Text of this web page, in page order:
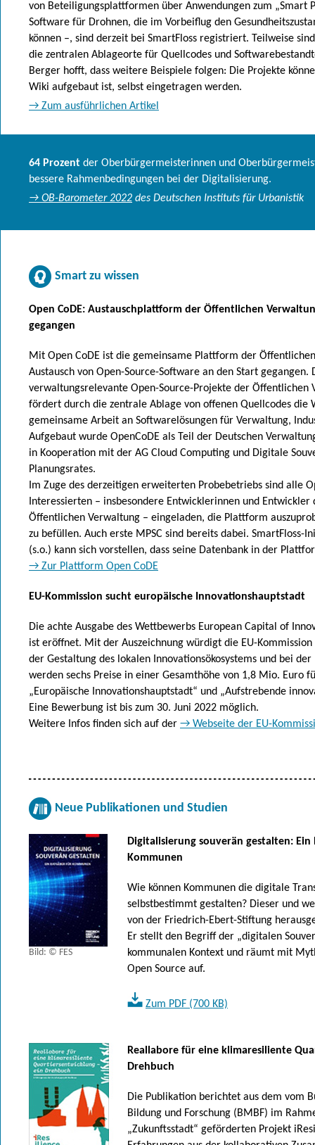
von Beteiligungsplattformen über Anwendungen zum „Smart
Software für Drohnen, die im Vorbeiflug den
können –, sind derzeit bei SmartFloss registriert. Teilweise
die zentralen Ablageorte für Quellcodes und
Berger hofft, dass weitere Beispiele folgen: Die Projekte
Wiki aufgebaut ist, selbst eingetragen werden.
→ Zum ausführlichen Artikel
64 Prozent der Oberbürgermeisterinnen und
bessere Rahmenbedingungen bei der Digitalisierung.
→ OB-Barometer 2022 des Deutschen Instituts für Urbanistik
Smart zu wissen
Open CoDE: Austauschplattform der Öffentlichen
gegangen
Mit Open CoDE ist die gemeinsame Plattform der
Austausch von Open-Source-Software an den Start
verwaltungsrelevante Open-Source-Projekte der Öffentlichen
fördert durch die zentrale Ablage von offenen Quellcodes die
gemeinsame Arbeit an Softwarelösungen für Verwaltung,
Aufgebaut wurde OpenCoDE als Teil der Deutschen
in Kooperation mit der AG Cloud Computing und Digitale
Planungsrates.
Im Zuge des derzeitigen erweiterten Probebetriebs sind alle
Interessierten – insbesondere Entwicklerinnen und Entwickler
Öffentlichen Verwaltung – eingeladen, die Plattform
zu befüllen. Auch erste MPSC sind bereits dabei. SmartFloss-
(s.o.) kann sich vorstellen, dass seine Datenbank in der
→ Zur Plattform Open CoDE
EU-Kommission sucht europäische Innovationshauptstadt
Die achte Ausgabe des Wettbewerbs European Capital of
ist eröffnet. Mit der Auszeichnung würdigt die EU-
der Gestaltung des lokalen Innovationsökosystems und bei
werden sechs Preise in einer Gesamthöhe von 1,8 Mio. Euro
„Europäische Innovationshauptstadt“ und „Aufstrebende
Eine Bewerbung ist bis zum 30. Juni 2022 möglich.
Weitere Infos finden sich auf der → Webseite der EU-
Neue Publikationen und Studien
Bild: © FES
Digitalisierung souverän gestalten: Ein
Kommunen
Wie können Kommunen die digitale
selbstbestimmt gestalten? Dieser und
von der Friedrich-Ebert-Stiftung
Er stellt den Begriff der „digitalen
kommunalen Kontext und räumt mit
Open Source auf.
Zum PDF (700 KB)
Reallabore für eine klimaresiliente
Drehbuch
Die Publikation berichtet aus dem vom
Bildung und Forschung (BMBF) im
„Zukunftsstadt“ geförderten Projekt